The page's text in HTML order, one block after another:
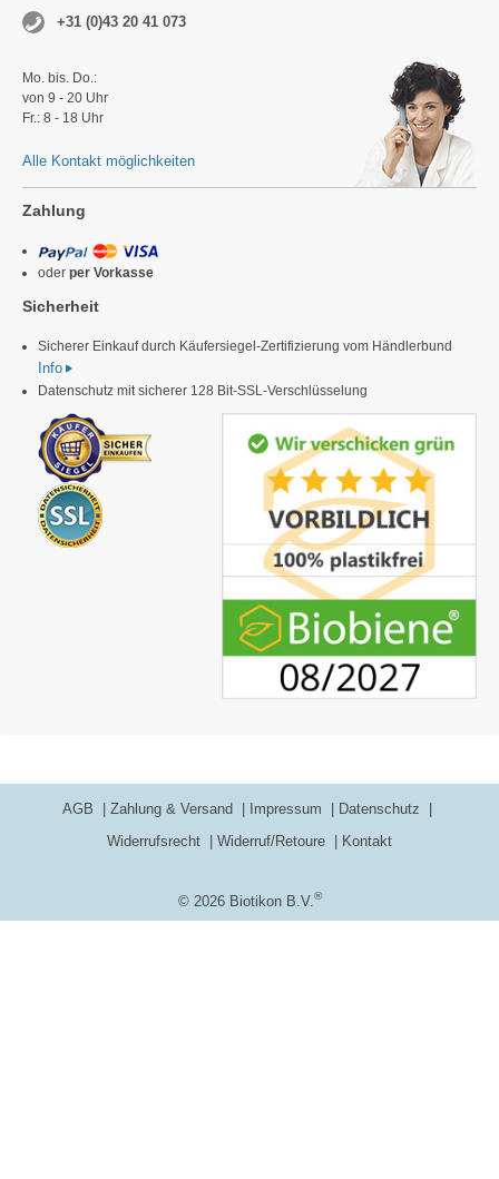
+31 (0)43 20 41 073
Mo. bis. Do.:
von 9 - 20 Uhr
Fr.: 8 - 18 Uhr
Alle Kontakt möglichkeiten
Zahlung
oder per Vorkasse
Sicherheit
Sicherer Einkauf durch Käufersiegel-Zertifizierung vom Händlerbund
Info
Datenschutz mit sicherer 128 Bit-SSL-Verschlüsselung
© 2026 Biotikon B.V.®
AGB Zahlung & Versand Impressum
Datenschutz
Widerrufsrecht
Widerruf/Retoure Kontakt